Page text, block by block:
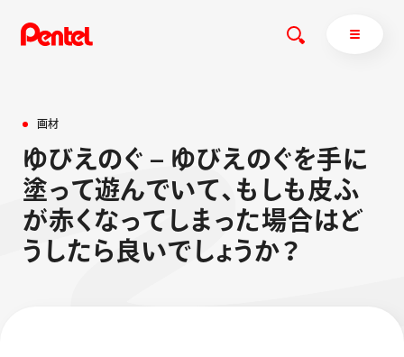
エナージェル
商品を探す
商品を探すトップ
ボールペン
ペン
ぺんてるについて
画材
ゆびえ のぐ – ゆびえ のぐを手に
塗って遊んでいて、 も しも 皮ふ
が赤く なって しま った場合はど
う したら 良いで しょうか？